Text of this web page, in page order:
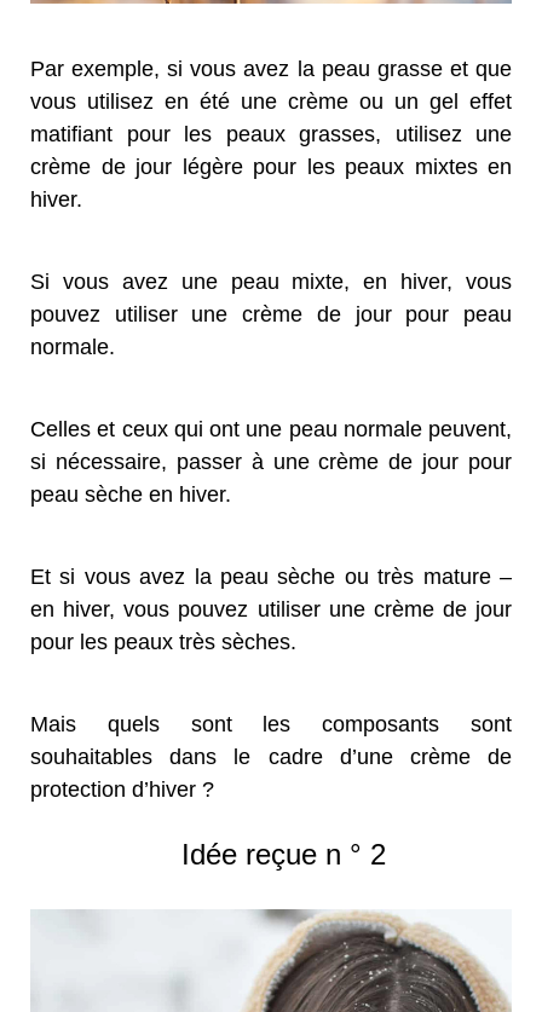
Par exemple, si vous avez la peau grasse et que
vous utilisez en été une crème ou un gel effet
matifiant pour les peaux grasses, utilisez une
crème de jour légère pour les peaux mixtes en
hiver.
Si vous avez une peau mixte, en hiver, vous
pouvez utiliser une crème de jour pour peau
normale.
Celles et ceux qui ont une peau normale peuvent,
si nécessaire, passer à une crème de jour pour
peau sèche en hiver.
Et si vous avez la peau sèche ou très mature –
en hiver, vous pouvez utiliser une crème de jour
pour les peaux très sèches.
Mais quels sont les composants sont
souhaitables dans le cadre d’une crème de
protection d’hiver ?
Idée reçue n ° 2